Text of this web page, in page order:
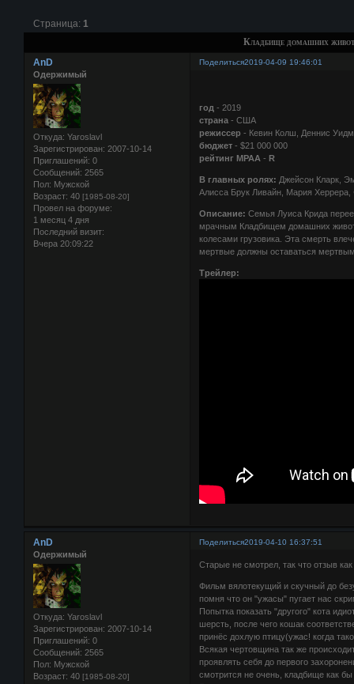
Кладбище домашних
Страница: 1
Поделиться2019-04-09 19:46:01
AnD
Одержимый
Откуда: Yaroslavl
Зарегистрирован: 2007-10-14
Приглашений: 0
Сообщений: 2565
Пол: Мужской
Возраст: 40 [1985-08-20]
Провел на форуме:
1 месяц 4 дня
Последний визит:
Вчера 20:09:22
год- 2019
страна- США
режиссер- Кевин Колш, Деннис
бюджет - $21 000 000
рейтинг MPAA -R
В главных ролях: Джейсон Кларк,
Алисса Брук Ливайн, Мария Херрера,
Описание: Семья Луиса Крида
мрачным Кладбищем домашних
колесами грузовика. Эта смерть
мертвые должны оставаться
Трейлер:
Поделиться2019-04-10 16:37:51
AnD
Одержимый
Откуда: Yaroslavl
Зарегистрирован: 2007-10-14
Приглашений: 0
Сообщений: 2565
Пол: Мужской
Возраст: 40 [1985-08-20]
Старые не смотрел, так что отзыв
Фильм вялотекущий и скучный до
помня что он "ужасы" пугает нас
Попытка показать "другого" кота
шерсть, после чего кошак
принёс дохлую птицу(ужас! когда
Всякая чертовщина так же
проявлять себя до первого
смотрится не очень, кладбище как